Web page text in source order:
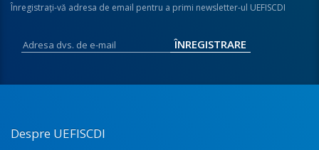
Înregistraţi-vă adresa de email pentru a primi newsletter-ul UEFISCDI
Despre UEFISCDI